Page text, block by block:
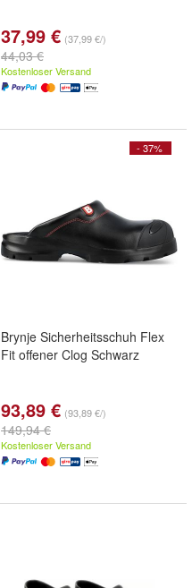
37,99 € (37,99 €/)
44,03 €
Kostenloser Versand
- 37%
Brynje Sicherheitsschuh Flex
Fit offener Clog Schwarz
93,89 € (93,89 €/)
149,94 €
Kostenloser Versand